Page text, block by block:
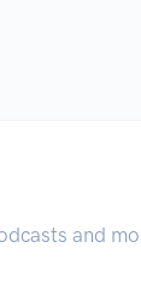
and